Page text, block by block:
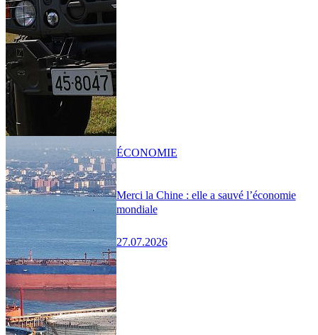
Merci la Chine : elle a sauvé l’économie
mondiale
27.07.2026
ÉCONOMIE